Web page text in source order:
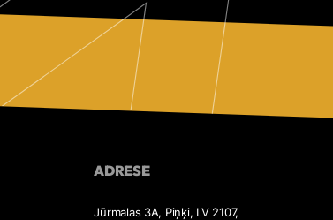
ADRESE
Jūrmalas 3A, Piņķi, LV 2107,